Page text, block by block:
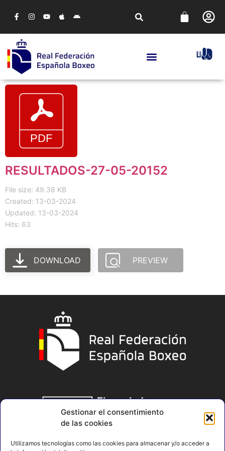
Gestionar el consentimiento
de las cookies
Utilizamos tecnologías como las cookies para almacenar y/o acceder a
RESULTADOS-27-05-20152
File size: 49.38 KB
Created: 13-03-2024
Updated: 13-03-2024
Hits: 63
DOWNLOAD PREVIEW